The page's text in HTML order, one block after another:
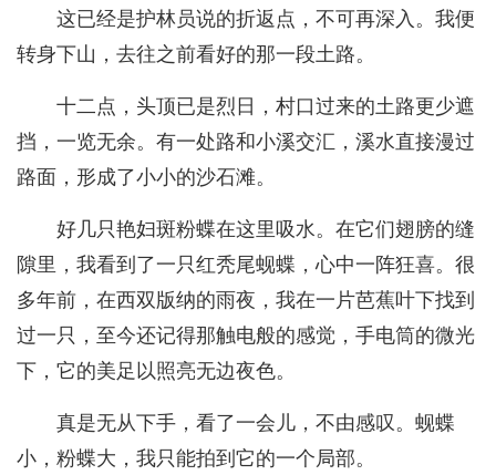
这已经是护林员说的折返点，不可再深入。我便
转身下山，去往之前看好的那一段土路。
十二点，头顶已是烈日，村口过来的土路更少遮
挡，一览无余。有一处路和小溪交汇，溪水直接漫过
路面，形成了小小的沙石滩。
好几只艳妇斑粉蝶在这里吸水。在它们翅膀的缝
隙里，我看到了一只红秃尾蚬蝶，心中一阵狂喜。很
多年前，在西双版纳的雨夜，我在一片芭蕉叶下找到
过一只，至今还记得那触电般的感觉，手电筒的微光
下，它的美足以照亮无边夜色。
真是无从下手，看了一会儿，不由感叹。蚬蝶
小，粉蝶大，我只能拍到它的一个局部。